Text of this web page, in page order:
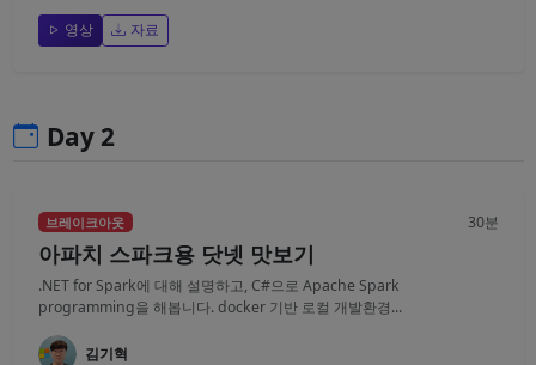
영상 자료
Day 2
브레이크아웃 30분
아파치 스파크용 닷넷 맛보기
.NET for Spark에 대해 설명하고, C#으로 Apache Spark
programming을 해봅니다. docker 기반 로컬 개발환경...
김기혁